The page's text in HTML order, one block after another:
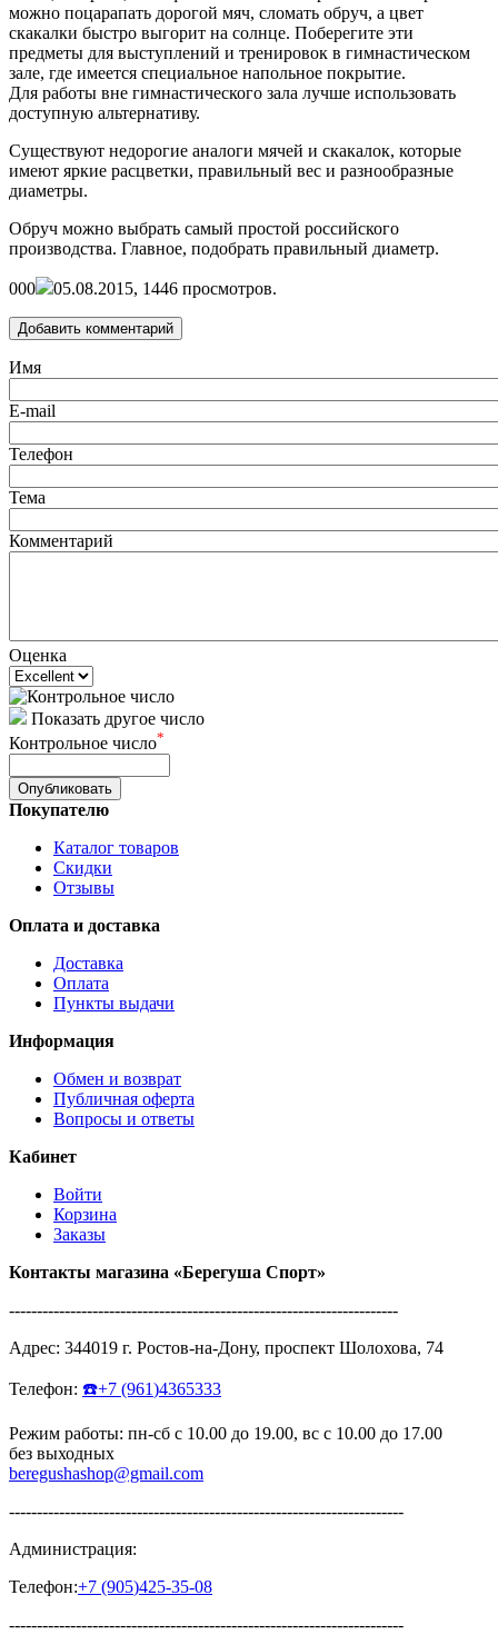
можно поцарапать дорогой мяч, сломать обруч, а цвет
скакалки быстро выгорит на солнце. Поберегите эти
предметы для выступлений и тренировок в гимнастическом
зале, где имеется специальное напольное покрытие.
Для работы вне гимнастического зала лучше использовать
доступную альтернативу.
Существуют недорогие аналоги мячей и скакалок, которые
имеют яркие расцветки, правильный вес и разнообразные
диаметры.
Обруч можно выбрать самый простой российского
производства. Главное, подобрать правильный диаметр.
000 05.08.2015, 1446 просмотров.
Добавить комментарий
Имя
E-mail
Телефон
Тема
Комментарий
Оценка
Показать другое число
Контрольное число*
Покупателю
Каталог товаров
Скидки
Отзывы
Оплата и доставка
Доставка
Оплата
Пункты выдачи
Информация
Обмен и возврат
Публичная оферта
Вопросы и ответы
Кабинет
Войти
Корзина
Заказы
Контакты магазина «Берегуша Спорт»
----------------------------------------------------------------------
Адрес: 344019 г. Ростов-на-Дону, проспект Шолохова, 74
Телефон: ☎️+7 (961)4365333
Режим работы: пн-сб с 10.00 до 19.00, вс с 10.00 до 17.00
без выходных
beregushashop@gmail.com
-----------------------------------------------------------------------
Администрация:
Телефон:+7 (905)425-35-08
-----------------------------------------------------------------------